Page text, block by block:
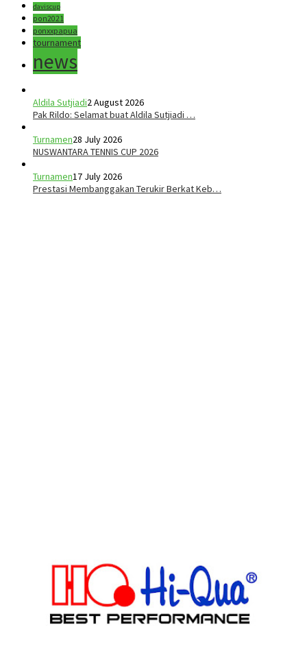
daviscup
pon2021
ponxxpapua
tournament
news
Aldila Sutjiadi2 August 2026
Pak Rildo: Selamat buat Aldila Sutjiadi …
Turnamen28 July 2026
NUSWANTARA TENNIS CUP 2026
Turnamen17 July 2026
Prestasi Membanggakan Terukir Berkat Keb…